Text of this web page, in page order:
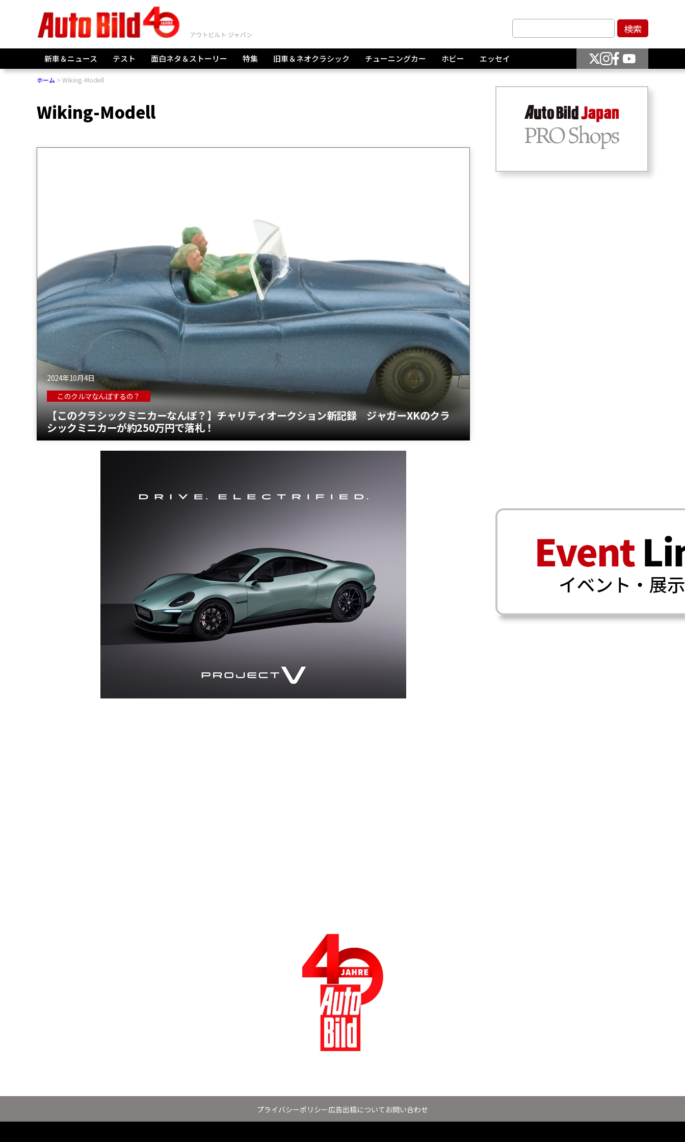
新車＆ニュース テスト 面白ネタ＆ストーリー 特集 旧車＆ネオクラシック チューニングカー ホビー エッセイ
ホーム Wiking-Modell
Wiking-Modell
2024年10月4日
このクルマなんぼするの？
【このクラシックミニカーなんぼ？】チャリティオークション新記録 ジャガーXKのクラ
シックミニカーが約250万円で落札！
プライバシーポリシー広告出稿について お問い合わせ